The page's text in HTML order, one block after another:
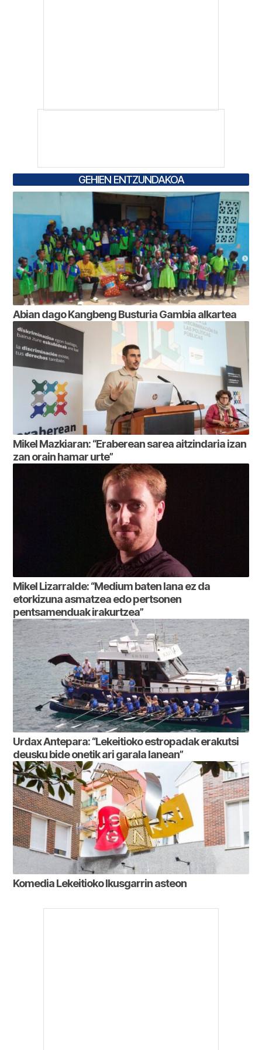
GEHIEN ENTZUNDAKOA
Abian dago Kangbeng Busturia Gambia alkartea
Mikel Mazkiaran: “Eraberean sarea aitzindaria izan
zan orain hamar urte”
Mikel Lizarralde: “Medium baten lana ez da
etorkizuna asmatzea edo pertsonen
pentsamenduak irakurtzea”
Urdax Antepara: “Lekeitioko estropadak erakutsi
deusku bide onetik ari garala lanean”
Komedia Lekeitioko Ikusgarrin asteon